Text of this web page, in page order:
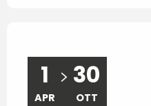
1
APR
30
OTT